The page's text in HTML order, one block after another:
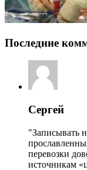
Последние
Сергей
"Записывать
перевозки
источникам